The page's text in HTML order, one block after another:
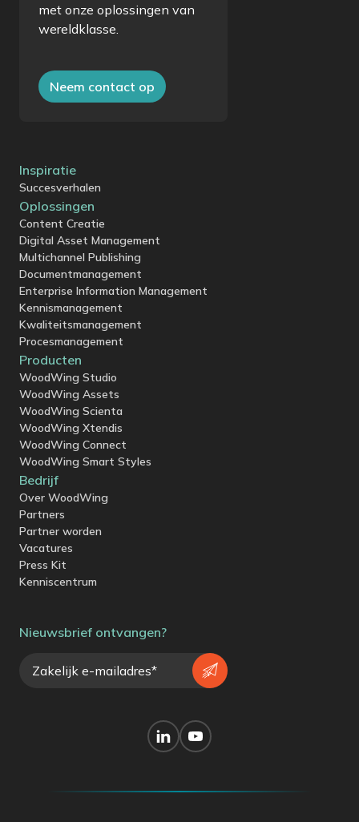
met onze oplossingen van
wereldklasse.
Neem contact op
Inspiratie
Succesverhalen
Oplossingen
Content Creatie
Digital Asset Management
Multichannel Publishing
Documentmanagement
Enterprise Information Management
Kennismanagement
Kwaliteitsmanagement
Procesmanagement
Producten
WoodWing Studio
WoodWing Assets
WoodWing Scienta
WoodWing Xtendis
WoodWing Connect
WoodWing Smart Styles
Bedrijf
Over WoodWing
Partners
Partner worden
Vacatures
Press Kit
Kenniscentrum
Nieuwsbrief ontvangen?